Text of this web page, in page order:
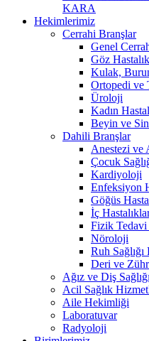
KARA
Hekimlerimiz
Cerrahi Branşlar
Genel
Göz
Kulak,
Ortopedi ve
Üroloji
Kadın
Beyin ve
Dahili Branşlar
Anestezi ve
Çocuk
Kardiyoloji
Enfeksiyon
Göğüs
İç
Fizik
Nöroloji
Ruh
Deri ve
Ağız ve Diş Sağlığı
Acil Sağlık
Aile Hekimliği
Laboratuvar
Radyoloji